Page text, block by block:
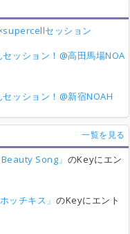
セッション
ッション！@高田馬場NOA
ッション！@新宿NOAH
一覧を見る
Song」 のKeyにエン
ッチキス」のKeyにエント